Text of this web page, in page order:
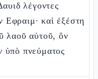
λέγοντες
καὶ ἐξέστη
λαοῦ αὐτοῦ, ὃν
ὑπὸ πνεύματος